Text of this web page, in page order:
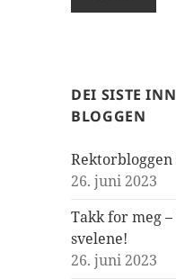
DEI SISTE
BLOGGEN
26. juni 2023
Takk for meg
svelene!
26. juni 2023